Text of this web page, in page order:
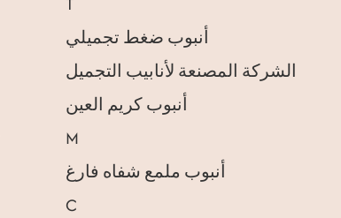
أنبوب ضغط تجميلي
الشركة المصنعة لأنابيب التجميل
أنبوب كريم العين
M
أنبوب ملمع شفاه فارغ
C